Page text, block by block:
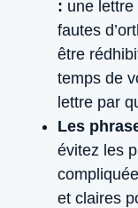
: une
fautes
être
temps de
lettre par
Les
évitez les
et claires